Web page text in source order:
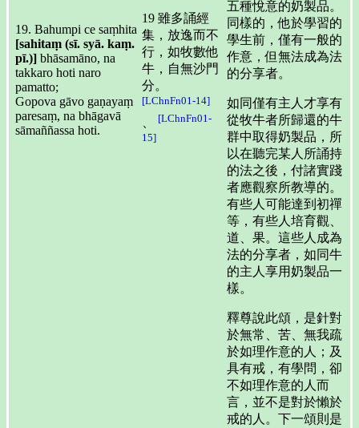
19. Bahumpi ce saṃhita
[sahitaṃ (sī. syā. kaṃ.
pī.)] bhāsamāno, na
takkaro hoti naro
pamatto;
Gopova gāvo gaṇayaṃ
paresaṃ, na bhāgavā
sāmaññassa hoti.
19 雖多誦經
集，放逸而不
行，如牧數他
牛，自無沙門
分。
[LChnFn01-14]
、
[LChnFn01-
15]
五種悅意的奶製品。
同樣的，他於學習的
學生前，僅有一般的
作意，但無法成為法
的分享者。
如同僅有主人才享有
從牧牛者所歸還的牛
群中取得奶製品，所
以在聽完某人所誦持
的法之後，付諸實踐
者應觀察所教導的。
有些人可能達到初禪
等，有些人培育觀、
道、果。這些人成為
法的分享者，如同牛
的主人享用奶製品一
樣。
釋尊說此頌，是針對
於無常、苦、無我疏
於如理作意的人；及
具有戒，有學問，卻
不如理作意的人而
言，並不是對於懶於
戒的人。下一頌則是